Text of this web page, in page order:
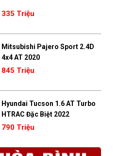
335 Triệu
Mitsubishi Pajero Sport 2.4D
4x4 AT 2020
845 Triệu
Hyundai Tucson 1.6 AT Turbo
HTRAC Đặc Biệt 2022
790 Triệu